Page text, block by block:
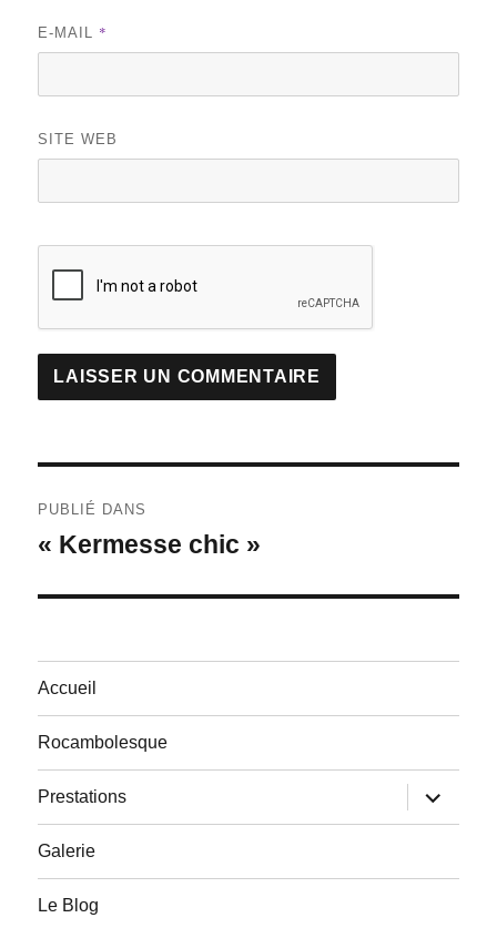
E-MAIL *
SITE WEB
de
PUBLIÉ DANS
« Kermesse chic »
Accueil
Rocambolesque
Prestations
ouvrir
le
sous-
Galerie
Le Blog